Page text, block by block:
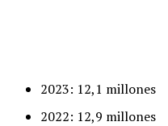
2023: 12,1 millones
2022: 12,9 millones